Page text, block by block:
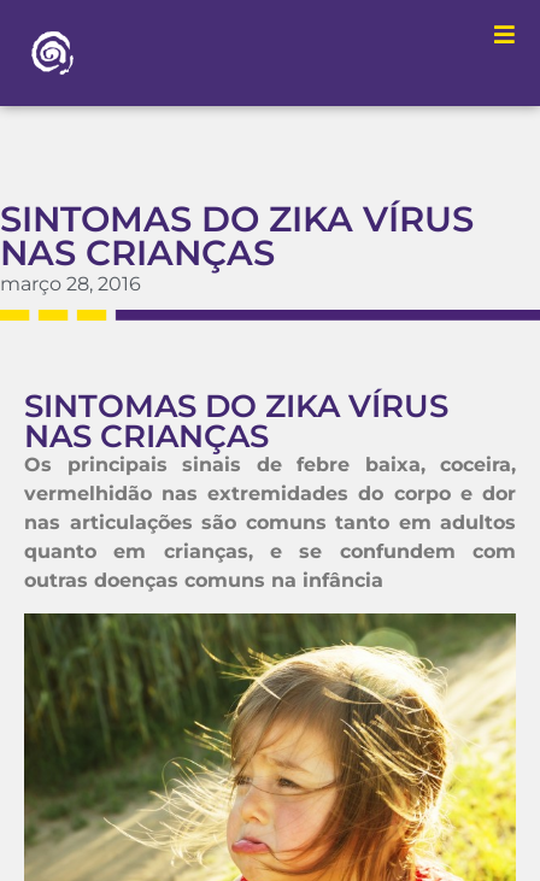
SINTOMAS DO ZIKA VÍRUS
NAS CRIANÇAS
março 28, 2016
SINTOMAS DO ZIKA VÍRUS
NAS CRIANÇAS
Os principais sinais de febre baixa, coceira,
vermelhidão nas extremidades do corpo e dor
nas articulações são comuns tanto em adultos
quanto em crianças, e se confundem com
outras doenças comuns na infância